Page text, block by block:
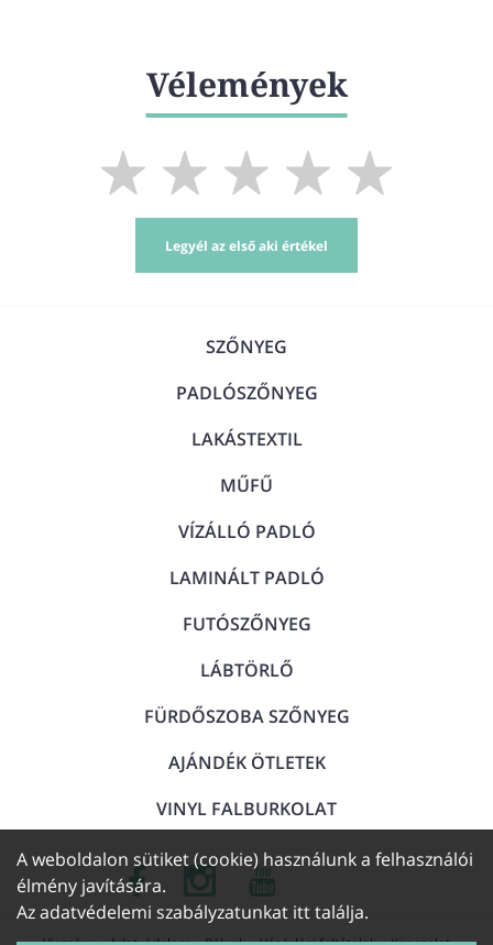
Vélemények
Legyél az első aki értékel
SZŐNYEG
PADLÓSZŐNYEG
LAKÁSTEXTIL
MŰFŰ
VÍZÁLLÓ PADLÓ
LAMINÁLT PADLÓ
FUTÓSZŐNYEG
LÁBTÖRLŐ
FÜRDŐSZOBA SZŐNYEG
AJÁNDÉK ÖTLETEK
VINYL FALBURKOLAT
A weboldalon sütiket (cookie) használunk a felhasználói
élmény javítására.
Az adatvédelemi szabályzatunkat itt találja.